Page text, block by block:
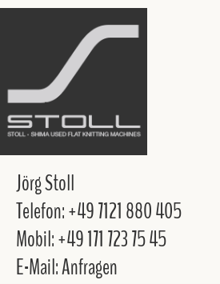
Jörg Stoll
Telefon: +49 7121 880 405
Mobil: +49 171 723 75 45
E-Mail: Anfragen